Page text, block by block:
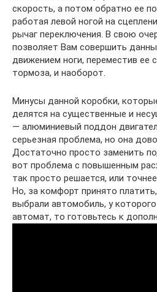
скорость, а потом обратно ее
работая левой ногой на
рычаг переключения. В свою
позволяет Вам совершить
движением ноги, переместив ее
тормоза, и наоборот.
Минусы данной коробки,
делятся на существенные и
— алюминиевый поддон
серьезная проблема, но она
Достаточно просто заменить
вот проблема с повышенным
так просто решается, или
Но, за комфорт принято
выбрали автомобиль, у
автомат, то готовьтесь к